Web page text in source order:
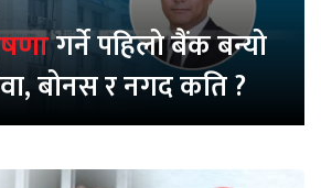
गर्ने पहिलो बैंक बन्यो
बोनस र नगद कति ?